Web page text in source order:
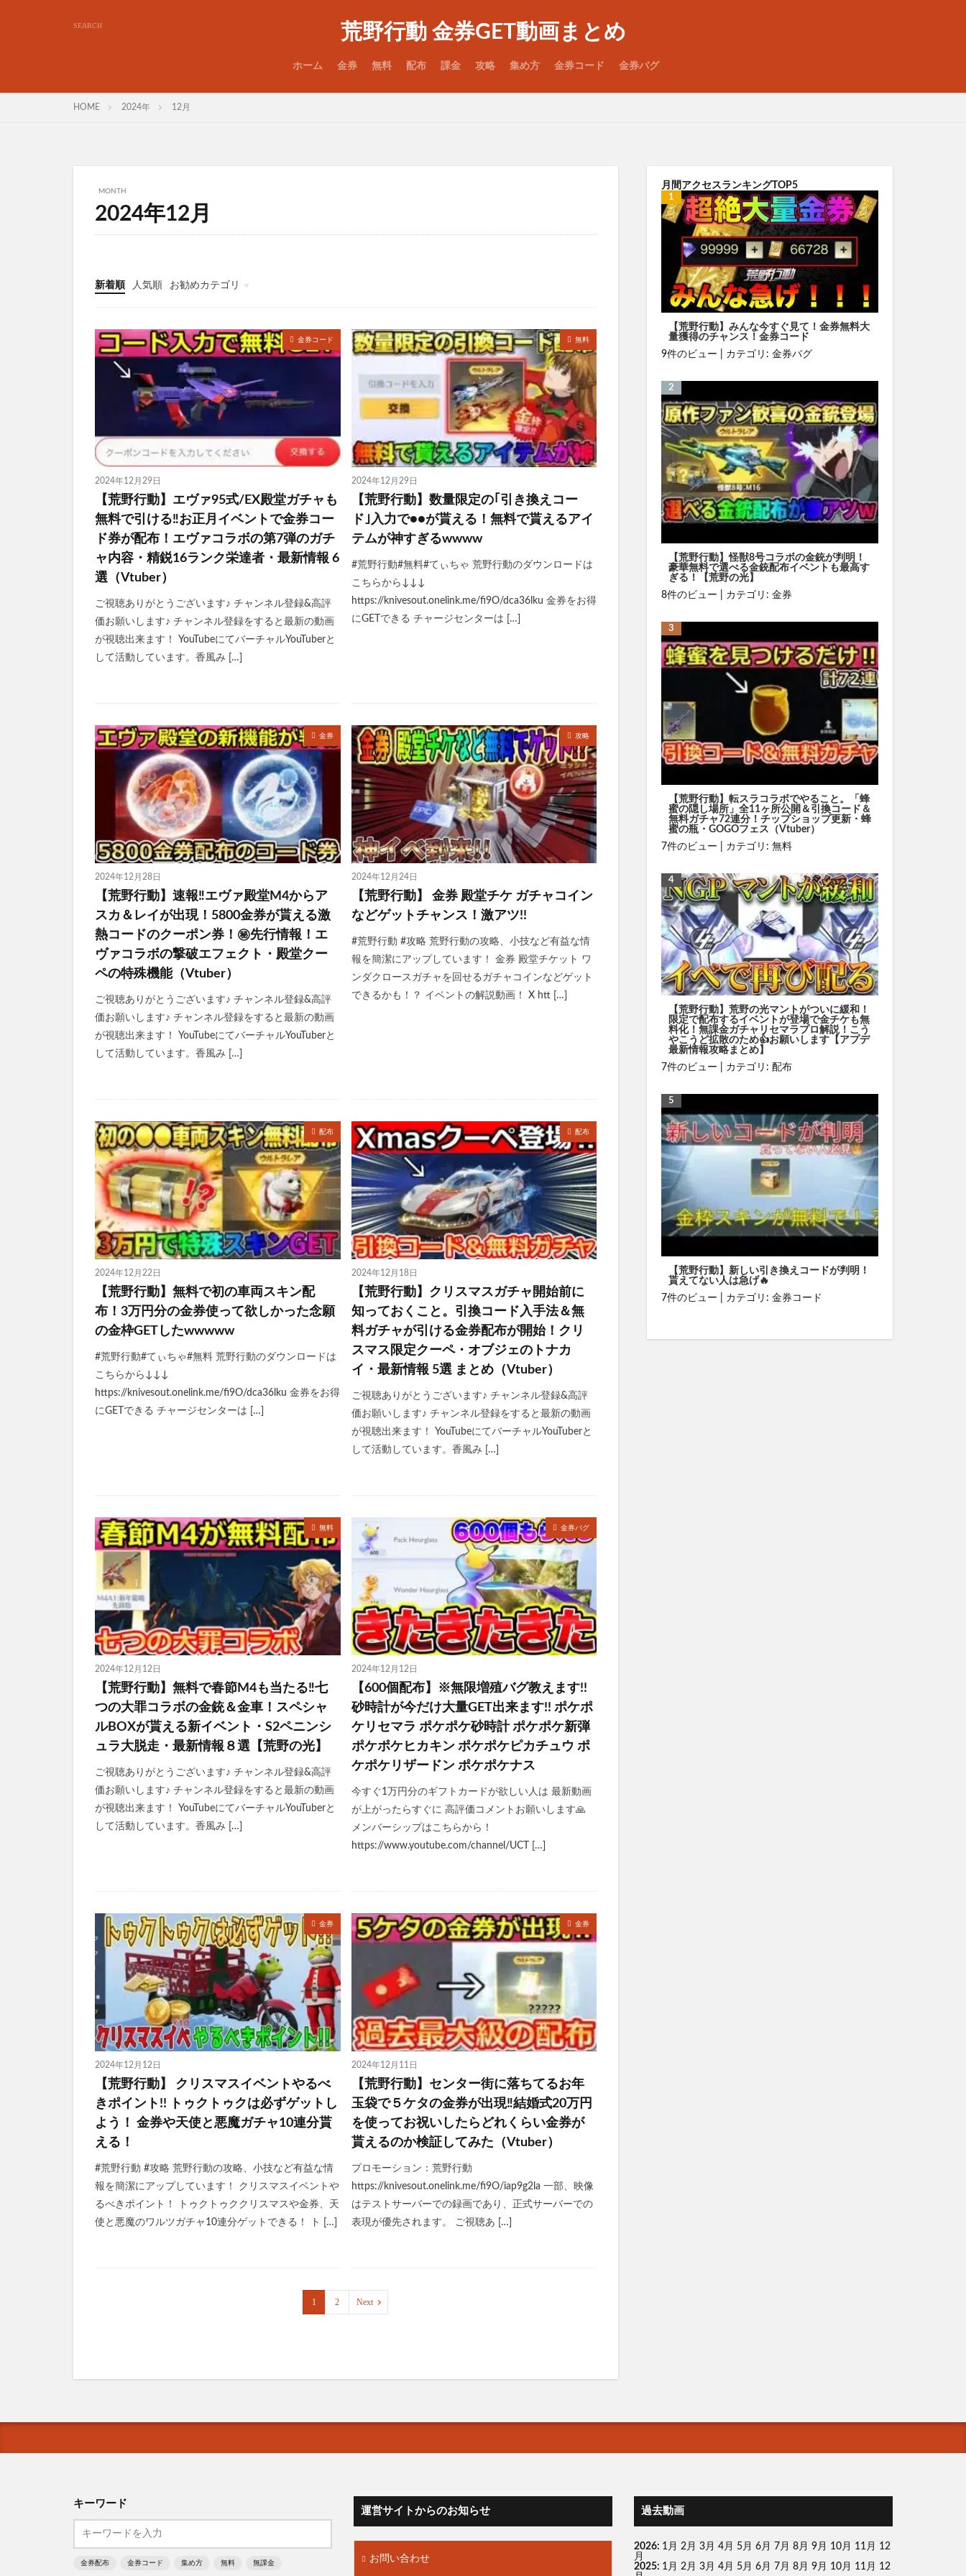
荒野行動 金券GET動画まとめ
ホーム 金券 無料 配布 課金 攻略 集め方 金券コード 金券バグ
HOME 2024年 12月
MONTH
2024年12月
新着順 人気順 お勧めカテゴリ
金券
金券コード
2024年12月29日
【荒野行動】エヴァ95式/EX殿堂ガチャも
無料で引ける‼お正月イベントで金券コー
ド券が配布！エヴァコラボの第7弾のガチ
ャ内容・精鋭16ランク栄達者・最新情報 6
選（Vtuber）
ご視聴ありがとうございます♪ チャンネル登録&高評
価お願いします♪ チャンネル登録をすると最新の動画
が視聴出来ます！ YouTubeにてバーチャルYouTuberと
して活動しています。香風み […]
無料
2024年12月29日
【荒野行動】数量限定の｢引き換えコー
ド｣入力で●●が貰える！無料で貰えるアイ
テムが神すぎるwwww
#荒野行動#無料#てぃちゃ 荒野行動のダウンロードは
こちらから↓↓↓
https://knivesout.onelink.me/fi9O/dca36lku 金券をお得
にGETできる チャージセンターは […]
金券
2024年12月28日
【荒野行動】速報‼エヴァ殿堂M4からア
スカ＆レイが出現！5800金券が貰える激
熱コードのクーポン券！㊙先行情報！エ
ヴァコラボの撃破エフェクト・殿堂クー
ペの特殊機能（Vtuber）
ご視聴ありがとうございます♪ チャンネル登録&高評
価お願いします♪ チャンネル登録をすると最新の動画
が視聴出来ます！ YouTubeにてバーチャルYouTuberと
して活動しています。香風み […]
攻略
2024年12月24日
【荒野行動】 金券 殿堂チケ ガチャコイン
などゲットチャンス！激アツ!!
#荒野行動 #攻略 荒野行動の攻略、小技など有益な情
報を簡潔にアップしています！ 金券 殿堂チケット ワ
ンダクロースガチャを回せるガチャコインなどゲット
できるかも！？ イベントの解説動画！ X htt […]
配布
2024年12月22日
【荒野行動】無料で初の車両スキン配
布！3万円分の金券使って欲しかった念願
の金枠GETしたwwwww
#荒野行動#てぃちゃ#無料 荒野行動のダウンロードは
こちらから↓↓↓
https://knivesout.onelink.me/fi9O/dca36lku 金券をお得
にGETできる チャージセンターは […]
配布
2024年12月18日
【荒野行動】クリスマスガチャ開始前に
知っておくこと。引換コード入手法＆無
料ガチャが引ける金券配布が開始！クリ
スマス限定クーペ・オブジェのトナカ
イ・最新情報 5選 まとめ（Vtuber）
ご視聴ありがとうございます♪ チャンネル登録&高評
価お願いします♪ チャンネル登録をすると最新の動画
が視聴出来ます！ YouTubeにてバーチャルYouTuberと
して活動しています。香風み […]
無料
2024年12月12日
【荒野行動】無料で春節M4も当たる‼七
つの大罪コラボの金銃＆金車！スペシャ
ルBOXが貰える新イベント・S2ペニンシ
ュラ大脱走・最新情報８選【荒野の光】
ご視聴ありがとうございます♪ チャンネル登録&高評
価お願いします♪ チャンネル登録をすると最新の動画
が視聴出来ます！ YouTubeにてバーチャルYouTuberと
して活動しています。香風み […]
金券バグ
2024年12月12日
【600個配布】※無限増殖バグ教えます!!
砂時計が今だけ大量GET出来ます!! ポケポ
ケリセマラ ポケポケ砂時計 ポケポケ新弾
ポケポケヒカキン ポケポケピカチュウ ポ
ケポケリザードン ポケポケナス
今すぐ1万円分のギフトカードが欲しい人は 最新動画
が上がったらすぐに 高評価コメントお願いします🙏
メンバーシップはこちらから！
https://www.youtube.com/channel/UCT […]
金券
2024年12月12日
【荒野行動】 クリスマスイベントやるべ
きポイント!! トゥクトゥクは必ずゲットし
よう！ 金券や天使と悪魔ガチャ10連分貰
える！
#荒野行動 #攻略 荒野行動の攻略、小技など有益な情
報を簡潔にアップしています！ クリスマスイベントや
るべきポイント！ トゥクトゥククリスマスや金券、天
使と悪魔のワルツガチャ10連分ゲットできる！ ト […]
金券
2024年12月11日
【荒野行動】センター街に落ちてるお年
玉袋で５ケタの金券が出現‼結婚式20万円
を使ってお祝いしたらどれくらい金券が
貰えるのか検証してみた（Vtuber）
プロモーション：荒野行動
https://knivesout.onelink.me/fi9O/iap9g2la 一部、映像
はテストサーバーでの録画であり、正式サーバーでの
表現が優先されます。 ご視聴あ […]
1 2 Next
月間アクセスランキングTOP5
【荒野行動】みんな今すぐ見て！金券無料大
量獲得のチャンス！金券コード
9件のビュー
カテゴリ: 金券バグ
【荒野行動】怪獣8号コラボの金銃が判明！
豪華無料で選べる金銃配布イベントも最高す
ぎる！【荒野の光】
8件のビュー
カテゴリ: 金券
【荒野行動】転スラコラボでやること。「蜂
蜜の隠し場所」全11ヶ所公開＆引換コード＆
無料ガチャ72連分！チップショップ更新・蜂
蜜の瓶・GOGOフェス（Vtuber）
7件のビュー
カテゴリ: 無料
【荒野行動】荒野の光マントがついに緩和！
限定で配布するイベントが登場で金チケも無
料化！無課金ガチャリセマラプロ解説！こう
やこうど拡散のため👍お願いします【アプデ
最新情報攻略まとめ】
7件のビュー
カテゴリ: 配布
【荒野行動】新しい引き換えコードが判明！
貰えてない人は急げ🔥
7件のビュー
カテゴリ: 金券コード
キーワード
金券配布 金券コード 集め方 無料 無課金
運営サイトからのお知らせ
お問い合わせ
過去動画
2026: 1月 2月 3月 4月 5月 6月 7月 8月 9月 10月 11月
12
月
2025: 1月 2月 3月 4月 5月 6月 7月 8月 9月 10月 11月
12